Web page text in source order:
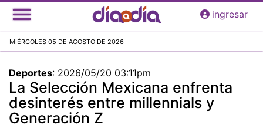
Pasar
al
principal
ingresar
MIÉRCOLES 05 DE AGOSTO DE 2026
Deportes: 2026/05/20 03:11pm
La Selección Mexicana enfrenta
desinterés entre millennials y
Generación Z